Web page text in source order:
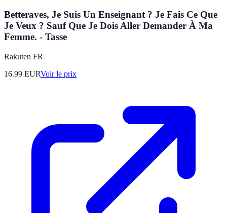
Betteraves, Je Suis Un Enseignant ? Je Fais Ce Que
Je Veux ? Sauf Que Je Dois Aller Demander À Ma
Femme. - Tasse
Rakuten FR
16.99 EURVoir le prix